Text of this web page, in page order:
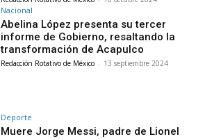
Nacional
Abelina López presenta su tercer
informe de Gobierno, resaltando la
transformación de Acapulco
Redacción Rotativo de México - 13 septiembre 2024
Deporte
Muere Jorge Messi, padre de Lionel